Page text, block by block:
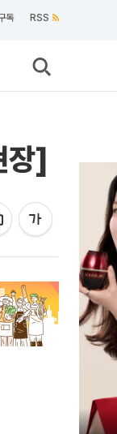
독 RSS
장]